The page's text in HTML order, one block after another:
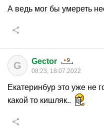
А ведь мог бы умереть
G Gector
08:23, 18.07.2022
Екатеринбур это уже не
какой то кишляк..